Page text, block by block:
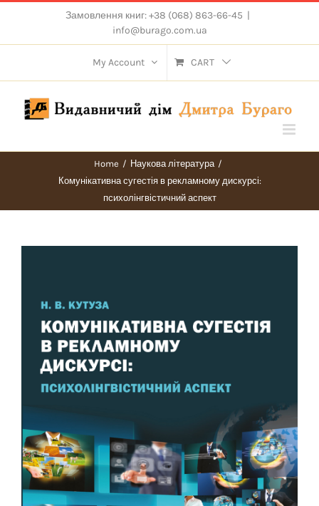
content
Замовлення книг: +38 (068) 863-66-45 |
info@burago.com.ua
My Account CART
Home / Наукова література /
Комунікативна сугестія в рекламному дискурсі:
психолінгвістичний аспект